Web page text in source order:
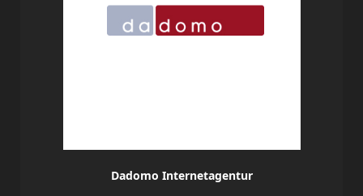
Dadomo Internetagentur